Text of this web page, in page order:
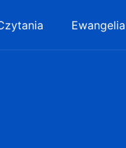
Ewangelia